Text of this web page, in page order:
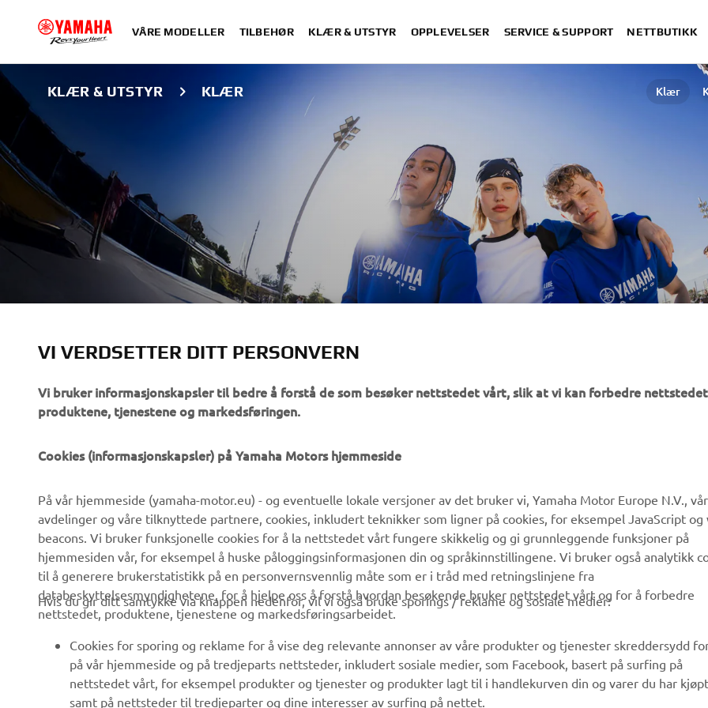
VÅRE MODELLER TILBEHØR KLÆR & UTSTYR OPPLEVELSER SERVICE & SUPPORT NETTBUTIKK
KLÆR & UTSTYR KLÆR Klær
Nyheter
Arrangementer
Yamaha Press
Brosjyrer
Jobber hos Yamaha
Bli en forhandler
Retningslinjer For
Menneskerettigheter
Myndigheter
Golfbaner
Redningstjeneste
Kjøreskoler
Robotics
Partnerskap
Teknisk informasjon for
frittstående forhandlere
Yamaha Music
Yamaha Racing
Yamaha Motor Global
Reservedelskatalog
Finn en Yamaha-forhandler
Håndtering av brukte
batterier
VI VERDSETTER DITT PERSONVERN
Vi bruker informasjonskapsler til bedre å forstå de som besøker nettstedet vårt, slik at vi kan forbedre
produktene, tjenestene og markedsføringen.
Cookies (informasjonskapsler) på Yamaha Motors hjemmeside
På vår hjemmeside (yamaha-motor.eu) - og eventuelle lokale versjoner av det bruker vi, Yamaha Motor Europe N.V.,
avdelinger og våre tilknyttede partnere, cookies, inkludert teknikker som ligner på cookies, for eksempel JavaScript og
beacons. Vi bruker funksjonelle cookies for å la nettstedet vårt fungere skikkelig og gi grunnleggende funksjoner på
hjemmesiden vår, for eksempel å huske påloggingsinformasjonen din og språkinnstillingene. Vi bruker også analytikk
til å generere brukerstatistikk på en personvernsvennlig måte som er i tråd med retningslinjene fra
databeskyttelsesmyndighetene, for å hjelpe oss å forstå hvordan besøkende bruker nettstedet vårt og for å forbedre
nettstedet, produktene, tjenestene og markedsføringsarbeidet.
Hvis du gir ditt samtykke via knappen nedenfor, vil vi også bruke sporings / reklame og sosiale medier:
Cookies for sporing og reklame for å vise deg relevante annonser av våre produkter og tjenester skreddersydd
på vår hjemmeside og på tredjeparts nettsteder, inkludert sosiale medier, som Facebook, basert på surfing på
nettstedet vårt, for eksempel produkter og tjenester og produkter lagt til i handlekurven din og varer du har
samt på nettsteder til tredjeparter og dine interesser av surfing på nettet.